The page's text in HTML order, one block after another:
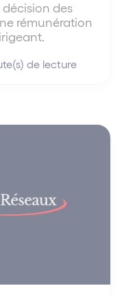
des
rémunération
de lecture